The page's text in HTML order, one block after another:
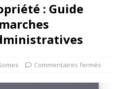
: Guide
Commentaires fermés